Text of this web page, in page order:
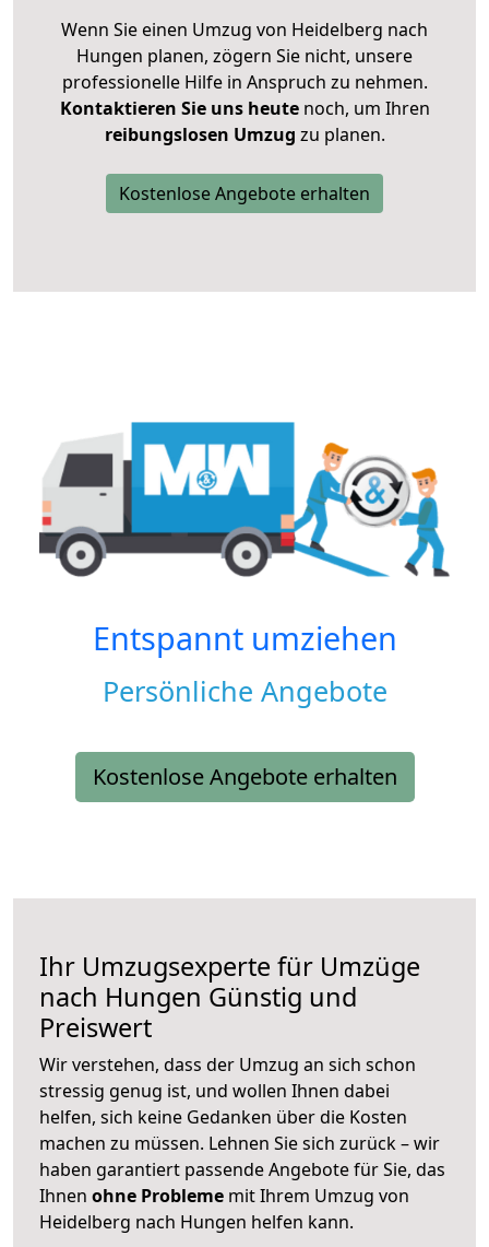
Wenn Sie einen Umzug von Heidelberg nach
Hungen planen, zögern Sie nicht, unsere
professionelle Hilfe in Anspruch zu nehmen.
Kontaktieren Sie uns heutenoch, um Ihren
reibungslosen Umzug zu planen.
Kostenlose Angebote erhalten
Entspannt umziehen
Persönliche Angebote
Kostenlose Angebote erhalten
Ihr Umzugsexperte für Umzüge
nach Hungen Günstig und
Preiswert
Wir verstehen, dass der Umzug an sich schon
stressig genug ist, und wollen Ihnen dabei
helfen, sich keine Gedanken über die Kosten
machen zu müssen. Lehnen Sie sich zurück – wir
haben garantiert passende Angebote für Sie, das
Ihnen ohne Probleme mit Ihrem Umzug von
Heidelberg nach Hungen helfen kann.